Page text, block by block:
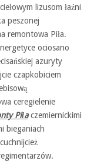
lizusom łaźni
peszonej
remontowa Piła.
ociosano
azuryty
czapkobiciem
ceregielenie
Piłaczemiernickimi
bieganiach